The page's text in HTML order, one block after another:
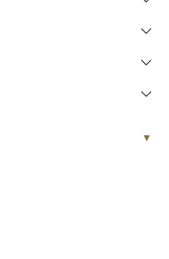
▾